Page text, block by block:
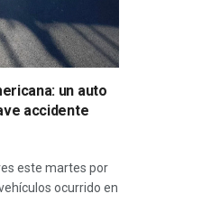
un auto
accidente
este martes por
ocurrido en